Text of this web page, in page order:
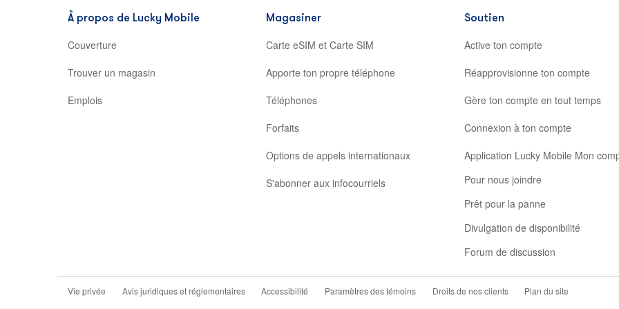
À propos de Lucky Mobile
Couverture
Trouver un magasin
Emplois
Magasiner
Carte eSIM et Carte SIM
Apporte ton propre téléphone
Téléphones
Forfaits
Options de appels internationaux
S'abonner aux infocourriels
Soutien
Active ton compte
Réapprovisionne ton compte
Gère ton compte en tout temps
Connexion à ton compte
Application Lucky Mobile Mon
Pour nous joindre
Prêt pour la panne
Divulgation de disponibilité
Forum de discussion
Vie privée Avis juridiques et réglementaires Accessibilité Paramètres des témoins Droits de nos clients
Plan du site